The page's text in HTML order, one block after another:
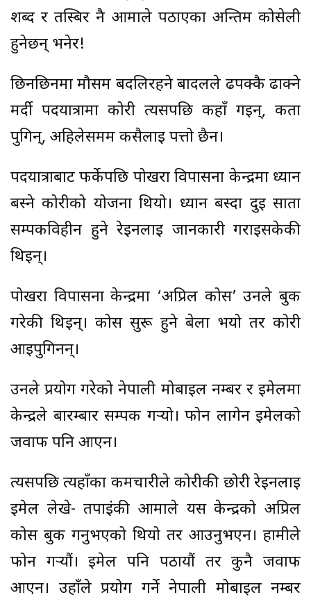
शब्द र तस्बिर नै आमाले पठाएका अन्तिम कोसेली
हुनेछन् भनेर!
छिनछिनमा मौसम बदलिरहने बादलले ढपक्कै ढाक्ने
मर्दी पदयात्रामा कोरी त्यसपछि कहाँ गइन्, कता
पुगिन्, अहिलेसमम कसैलाई पत्तो छैन।
पदयात्राबाट फर्केपछि पोखरा विपासना केन्द्रमा ध्यान
बस्ने कोरीको योजना थियो। ध्यान बस्दा दुई साता
सम्पर्कविहीन हुने रेइनलाई जानकारी गराइसकेकी
थिइन्।
पोखरा विपासना केन्द्रमा ‘अप्रिल कोर्स’ उनले बुक
गरेकी थिइन्। कोर्स सुरू हुने बेला भयो तर कोरी
आइपुगिनन्।
उनले प्रयोग गरेको नेपाली मोबाइल नम्बर र इमेलमा
केन्द्रले बारम्बार सम्पर्क गर्‍यो। फोन लागेन इमेलको
जवाफ पनि आएन।
त्यसपछि त्यहाँका कर्मचारीले कोरीकी छोरी रेइनलाई
इमेल लेखे- तपाईंकी आमाले यस केन्द्रको अप्रिल
कोर्स बुक गर्नुभएको थियो तर आउनुभएन। हामीले
फोन गर्‍यौं। इमेल पनि पठायौं तर कुनै जवाफ
आएन। उहाँले प्रयोग गर्ने नेपाली मोबाइल नम्बर